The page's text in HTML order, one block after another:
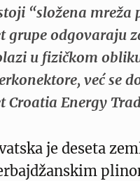
“složena mreža
grupe odgovaraju
u fizičkom
već se
Croatia Energy
je deseta